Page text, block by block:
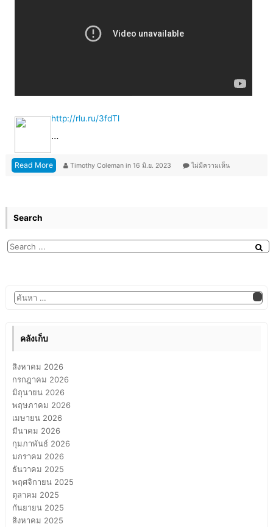
http://rlu.ru/3fdTl
…
Read More Timothy Coleman in 16 มิ.ย. 2023 ไม่มีความเห็น
Search
คลังเก็บ
สิงหาคม 2026
กรกฎาคม 2026
มิถุนายน 2026
พฤษภาคม 2026
เมษายน 2026
มีนาคม 2026
กุมภาพันธ์ 2026
มกราคม 2026
ธันวาคม 2025
พฤศจิกายน 2025
ตุลาคม 2025
กันยายน 2025
สิงหาคม 2025